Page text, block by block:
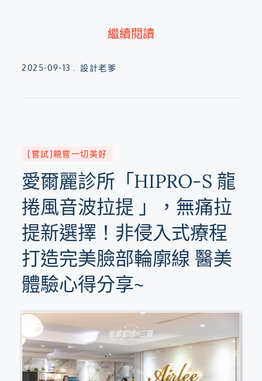
繼續閱讀
Posted
2025-09-13 設計老爹
[嘗試]親嘗一切美好
愛爾麗診所「HIPRO-S 龍
捲風音波拉提 」，無痛拉
提新選擇！非侵入式療程
打造完美臉部輪廓線 醫美
體驗心得分享~